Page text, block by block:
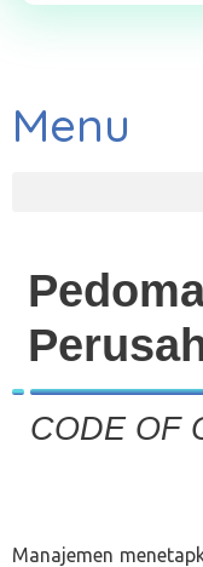
Menu
CODE OF
Manajemen